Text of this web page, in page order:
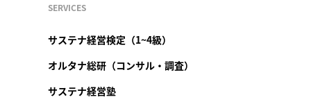
SERVICES
サステナ経営検定（1~4級）
オルタナ総研（コンサル・調査）
サステナ経営塾